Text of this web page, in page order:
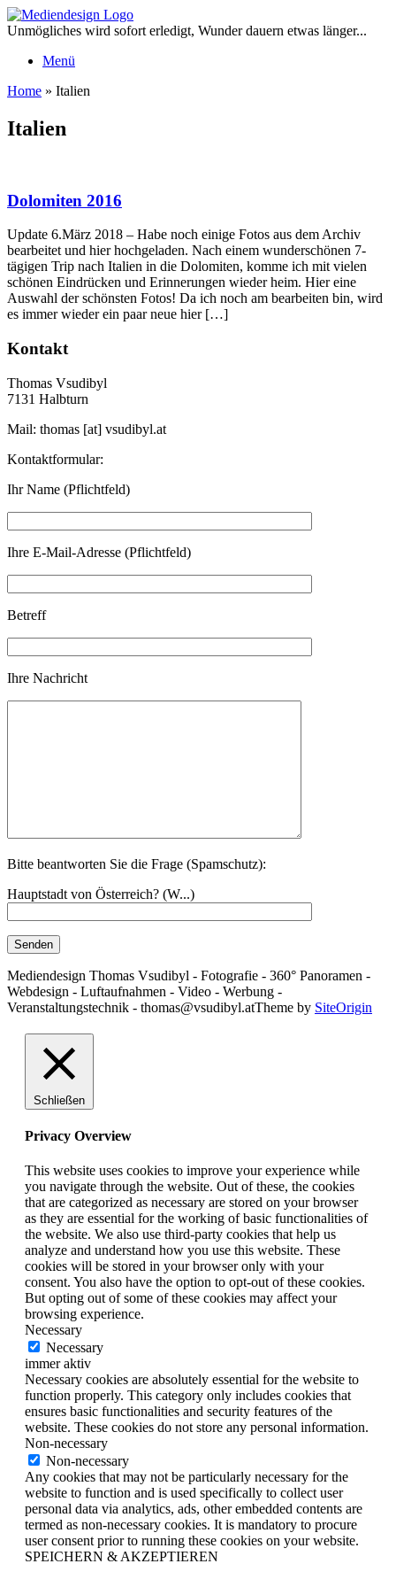
Zum
Inhalt
Unmögliches wird sofort erledigt, Wunder dauern etwas länger...
Menü
Home » Italien
Italien
Dolomiten 2016
Update 6.März 2018 – Habe noch einige Fotos aus dem Archiv
bearbeitet und hier hochgeladen. Nach einem wunderschönen 7-
tägigen Trip nach Italien in die Dolomiten, komme ich mit vielen
schönen Eindrücken und Erinnerungen wieder heim. Hier eine
Auswahl der schönsten Fotos! Da ich noch am bearbeiten bin, wird
es immer wieder ein paar neue hier […]
Kontakt
Thomas Vsudibyl
7131 Halbturn
Mail: thomas [at] vsudibyl.at
Kontaktformular:
Ihr Name (Pflichtfeld)
Ihre E-Mail-Adresse (Pflichtfeld)
Betreff
Ihre Nachricht
Bitte beantworten Sie die Frage (Spamschutz):
Hauptstadt von Österreich? (W...)
Mediendesign Thomas Vsudibyl - Fotografie - 360° Panoramen -
Webdesign - Luftaufnahmen - Video - Werbung -
Veranstaltungstechnik - thomas@vsudibyl.atTheme by SiteOrigin
Schließen
Privacy Overview
This website uses cookies to improve your experience while
you navigate through the website. Out of these, the cookies
that are categorized as necessary are stored on your browser
as they are essential for the working of basic functionalities of
the website. We also use third-party cookies that help us
analyze and understand how you use this website. These
cookies will be stored in your browser only with your
consent. You also have the option to opt-out of these cookies.
But opting out of some of these cookies may affect your
browsing experience.
Necessary
Necessary
immer aktiv
Necessary cookies are absolutely essential for the website to
function properly. This category only includes cookies that
ensures basic functionalities and security features of the
website. These cookies do not store any personal information.
Non-necessary
Non-necessary
Any cookies that may not be particularly necessary for the
website to function and is used specifically to collect user
personal data via analytics, ads, other embedded contents are
termed as non-necessary cookies. It is mandatory to procure
user consent prior to running these cookies on your website.
SPEICHERN & AKZEPTIEREN